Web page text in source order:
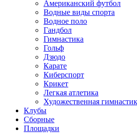
Американский футбол
Водные виды спорта
Водное поло
Гандбол
Гимнастика
Гольф
Дзюдо
Карате
Киберспорт
Крикет
Легкая атлетика
Художественная
Клубы
Сборные
Площадки